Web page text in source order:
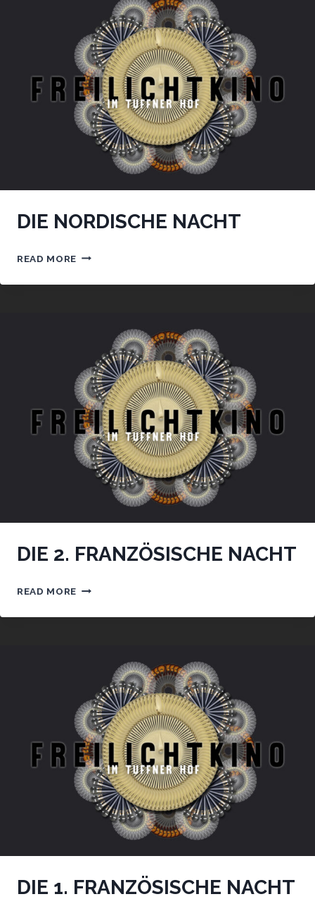
DIE NORDISCHE NACHT
READ MORE DIE
NACHT
DIE 2. FRANZÖSISCHE NACHT
READ MORE DIE
FRANZÖSISCHE
DIE 1. FRANZÖSISCHE NACHT